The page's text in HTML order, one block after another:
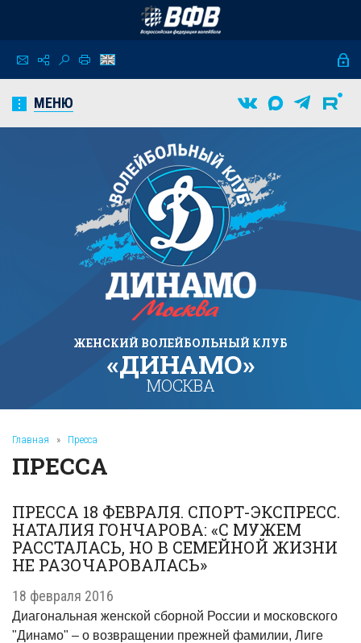
МЕНЮ
ЖЕНСКИЙ ВОЛЕЙБОЛЬНЫЙ КЛУБ
«ДИНАМО»
МОСКВА
Главная » Пресса
ПРЕССА
ПРЕССА 18 ФЕВРАЛЯ. СПОРТ-ЭКСПРЕСС.
НАТАЛИЯ ГОНЧАРОВА: «С МУЖЕМ
РАССТАЛАСЬ, НО В СЕМЕЙНОЙ ЖИЗНИ
НЕ РАЗОЧАРОВАЛАСЬ»
18 февраля 2016
Диагональная женской сборной России и московского
"Динамо" – о возвращении прежней фамилии, Лиге